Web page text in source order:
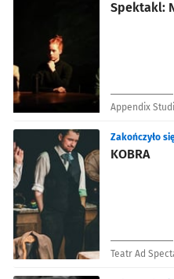
Spektakl:
Appendix
KOBRA
Zakończyło
Teatr Ad